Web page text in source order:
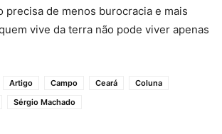
precisa de menos burocracia e mais
vive da terra não pode viver apenas
Artigo Campo Ceará
Coluna
Sérgio Machado